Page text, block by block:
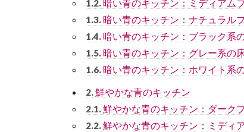
1.2.暗い青のキッチン：ミディアム
1.3.暗い青のキッチン：ナチュラル
1.4.暗い青のキッチン：ブラック系
1.5.暗い青のキッチン：グレー系の
1.6.暗い青のキッチン：ホワイト系
2.鮮やかな青のキッチン
2.1.鮮やかな青のキッチン：ダーク
2.2.鮮やかな青のキッチン：ミディ